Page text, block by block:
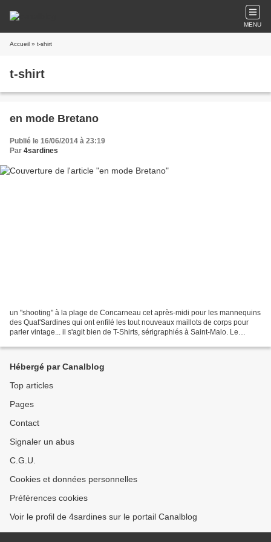
MENU
Accueil » t-shirt
t-shirt
en mode Bretano
Publié le 16/06/2014 à 23:19
Par 4sardines
un "shooting" à la plage de Concarneau cet après-midi pour les mannequins
des Quat'Sardines qui ont enfilé les tout nouveaux maillots de corps pour
parler vintage... il s'agit bien de T-Shirts, sérigraphiés à Saint-Malo. Le
Hébergé par Canalblog
Top articles
Pages
Contact
Signaler un abus
C.G.U.
Cookies et données personnelles
Préférences cookies
Voir le profil de 4sardines sur le portail Canalblog